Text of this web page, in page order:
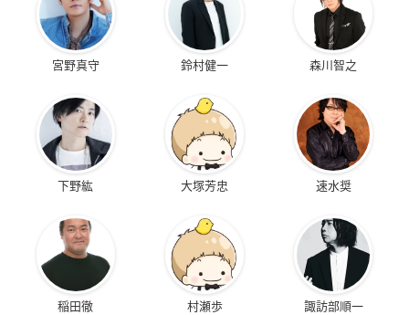
宮野真守 鈴村健一 森川智之
下野紘 大塚芳忠 速水奨
稲田徹 村瀬歩 諏訪部順一